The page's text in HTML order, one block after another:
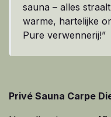
sauna – alles
warme, hartelijke
Pure verwennerij!”
Privé Sauna Carpe